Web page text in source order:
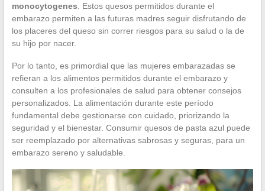
monocytogenes . Estos quesos permitidos durante el
embarazo permiten a las futuras madres seguir disfrutando de
los placeres del queso sin correr riesgos para su salud o la de
su hijo por nacer.
Por lo tanto, es primordial que las mujeres embarazadas se
refieran a los alimentos permitidos durante el embarazo y
consulten a los profesionales de salud para obtener consejos
personalizados. La alimentación durante este período
fundamental debe gestionarse con cuidado, priorizando la
seguridad y el bienestar. Consumir quesos de pasta azul puede
ser reemplazado por alternativas sabrosas y seguras, para un
embarazo sereno y saludable.